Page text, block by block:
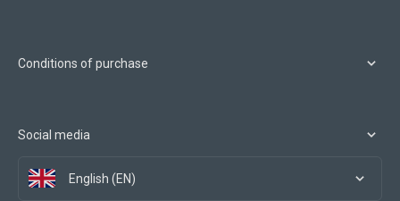
Conditions of purchase
Social media
English (EN)